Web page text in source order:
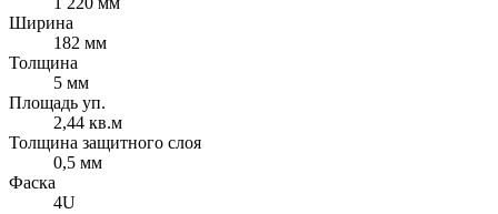
Ширина
182 мм
Толщина
5 мм
Площадь уп.
2,44 кв.м
Толщина защитного слоя
0,5 мм
Фаска
4U